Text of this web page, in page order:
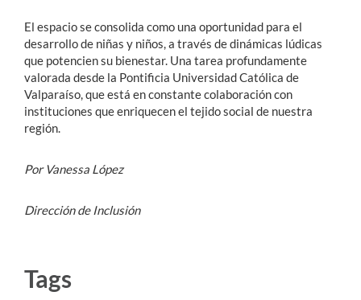
El espacio se consolida como una oportunidad para el
desarrollo de niñas y niños, a través de dinámicas lúdicas
que potencien su bienestar. Una tarea profundamente
valorada desde la Pontificia Universidad Católica de
Valparaíso, que está en constante colaboración con
instituciones que enriquecen el tejido social de nuestra
región.
Por Vanessa López
Dirección de Inclusión
Tags